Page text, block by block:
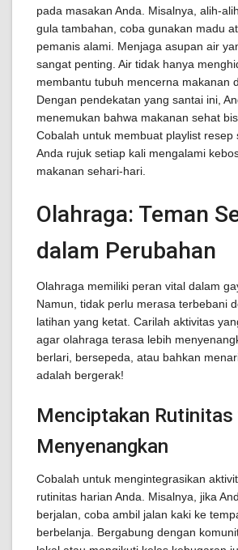
pada masakan Anda. Misalnya, alih-
gula tambahan, coba gunakan madu
pemanis alami. Menjaga asupan air
sangat penting. Air tidak hanya
membantu tubuh mencerna makanan
Dengan pendekatan yang santai ini,
menemukan bahwa makanan sehat
Cobalah untuk membuat playlist resep
Anda rujuk setiap kali mengalami
makanan sehari-hari.
Olahraga: Teman
dalam Perubahan
Olahraga memiliki peran vital dalam
Namun, tidak perlu merasa terbebani
latihan yang ketat. Carilah aktivitas
agar olahraga terasa lebih
berlari, bersepeda, atau bahkan
adalah bergerak!
Menciptakan Rutinitas
Menyenangkan
Cobalah untuk mengintegrasikan
rutinitas harian Anda. Misalnya, jika
berjalan, coba ambil jalan kaki ke
berbelanja. Bergabung dengan